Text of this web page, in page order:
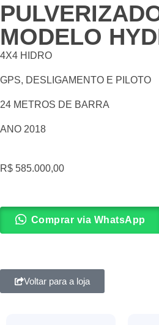
MODELO
4X4 HIDRO
GPS, DESLIGAMENTO E PILOTO
24 METROS DE BARRA
ANO 2018
R$ 585.000,00
Comprar via WhatsApp
Voltar para a loja